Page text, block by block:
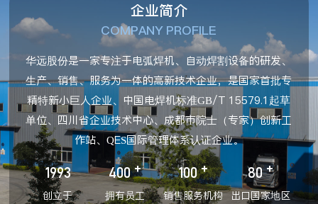
企业简介
COMPANY PROFILE
华远股份是一家专注于电弧焊机、自动焊割设备的研发、
生产、销售、服务为一体的高新技术企业，是国家首批专
精特新小巨人企业、中国电焊机标准GB/T 15579.1起草
单位、四川省企业技术中心、成都市院士（专家）创新工
作站、QES国际管理体系认证企业。
1993
创立于
400 +
拥有员工
100 +
销售服务机构
80 +
出口国家地区